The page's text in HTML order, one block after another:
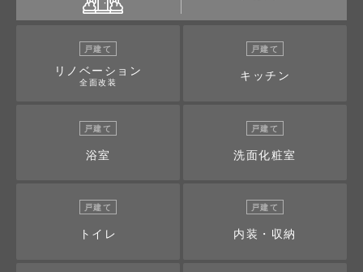
戸建て
リノベーション
全面改装
戸建て
キッチン
戸建て
浴室
戸建て
洗面化粧室
戸建て
トイレ
戸建て
内装・収納